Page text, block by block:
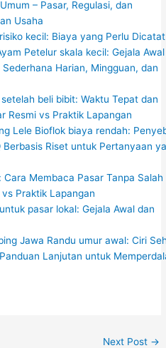
– Pasar, Regulasi, dan
Usaha
kecil: Biaya yang Perlu Dicatat
Petelur skala kecil: Gejala Awal
Harian, Mingguan, dan
beli bibit: Waktu Tepat dan
Resmi vs Praktik Lapangan
Lele Bioflok biaya rendah:
Berbasis Riset untuk Pertanyaan
Cara Membaca Pasar Tanpa Salah
Praktik Lapangan
pasar lokal: Gejala Awal dan
Jawa Randu umur awal: Ciri
Lanjutan untuk
Next Post →